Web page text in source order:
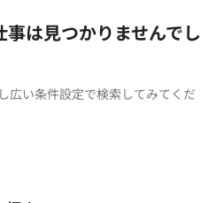
は見つかりませんでし
広い条件設定で検索してみてくだ